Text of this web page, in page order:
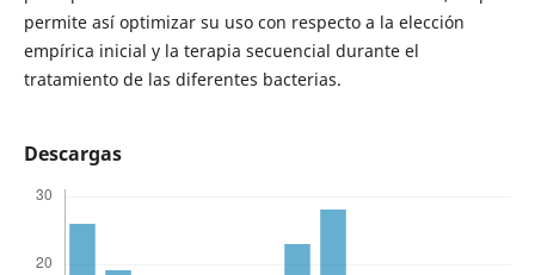
permite así optimizar su uso con respecto a la elección
empírica inicial y la terapia secuencial durante el
tratamiento de las diferentes bacterias.
Descargas